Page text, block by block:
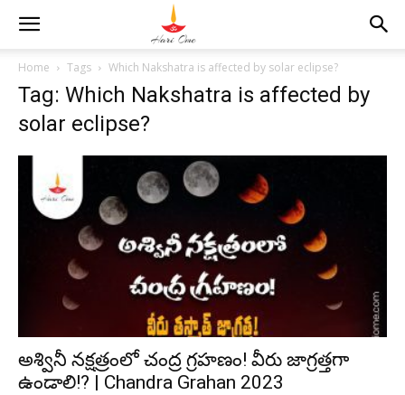
Home Tags Which Nakshatra is affected by solar eclipse?
Tag: Which Nakshatra is affected by
solar eclipse?
అశ్వినీ నక్షత్రంలో చంద్ర గ్రహణం! వీరు జాగ్రత్తగా
ఉండాలి!? | Chandra Grahan 2023